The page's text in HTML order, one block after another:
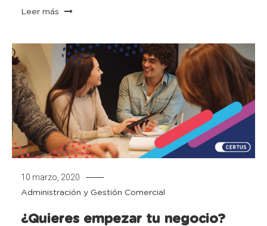
Leer más
10 marzo, 2020
Administración y Gestión Comercial
¿Quieres empezar tu negocio?